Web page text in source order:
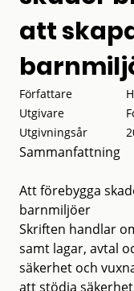
att
Författare
Utgivare
Utgivningsår
Sammanfattning
Att förebygga
barnmiljöer
Skriften handlar
samt lagar, avtal
säkerhet och
att stödja